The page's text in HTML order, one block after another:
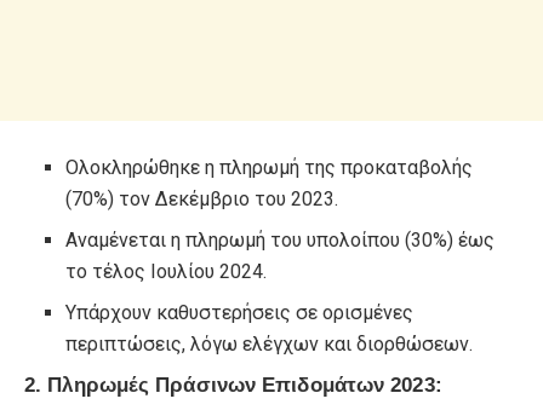
Ολοκληρώθηκε η πληρωμή της προκαταβολής
(70%) τον Δεκέμβριο του 2023.
Αναμένεται η πληρωμή του υπολοίπου (30%) έως
το τέλος Ιουλίου 2024.
Υπάρχουν καθυστερήσεις σε ορισμένες
περιπτώσεις, λόγω ελέγχων και διορθώσεων.
2. Πληρωμές Πράσινων Επιδομάτων 2023: